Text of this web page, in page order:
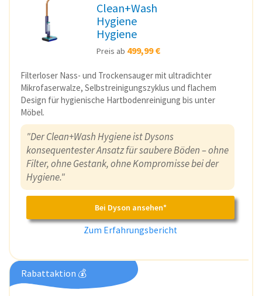
Clean+Wash
Hygiene
Hygiene
Preis ab 499,99 €
Filterloser Nass- und Trockensauger mit ultradichter
Mikrofaserwalze, Selbstreinigungszyklus und flachem
Design für hygienische Hartbodenreinigung bis unter
Möbel.
"Der Clean+Wash Hygiene ist Dysons
konsequentester Ansatz für saubere Böden – ohne
Filter, ohne Gestank, ohne Kompromisse bei der
Hygiene."
Bei Dyson ansehen*
Zum Erfahrungsbericht
Rabattaktion 💰